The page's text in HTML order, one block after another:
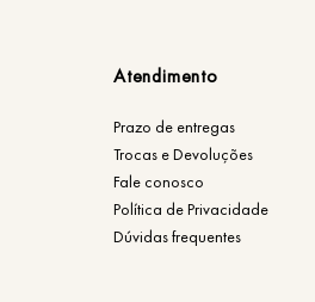
Atendimento
Prazo de entregas
Trocas e Devoluções
Fale conosco
Política de Privacidade
Dúvidas frequentes